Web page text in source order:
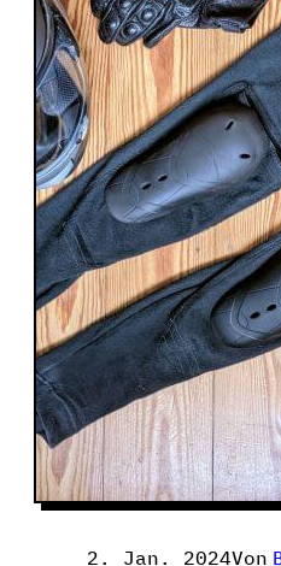
2. Jan. 2024Von